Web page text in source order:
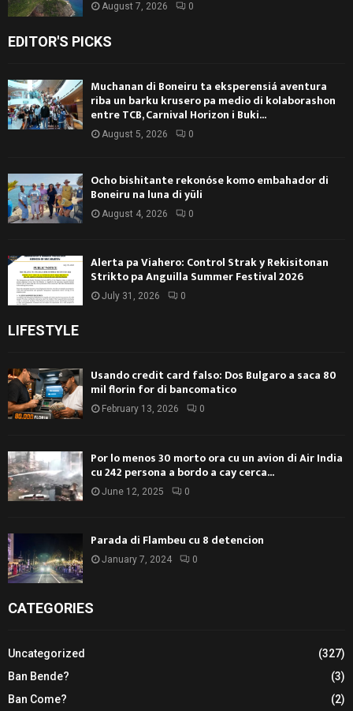
August 7, 2026 0
EDITOR'S PICKS
Muchanan di Boneiru ta eksperensiá aventura
riba un barku krusero pa medio di kolaborashon
entre TCB, Carnival Horizon i Buki...
August 5, 2026 0
Ocho bishitante rekonóse komo embahador di
Boneiru na luna di yüli
August 4, 2026 0
Alerta pa Viahero: Control Strak y Rekisitonan
Strikto pa Anguilla Summer Festival 2026
July 31, 2026 0
LIFESTYLE
Usando credit card falso: Dos Bulgaro a saca 80
mil florin for di bancomatico
February 13, 2026 0
Por lo menos 30 morto ora cu un avion di Air India
cu 242 persona a bordo a cay cerca...
June 12, 2025 0
Parada di Flambeu cu 8 detencion
January 7, 2024 0
CATEGORIES
Uncategorized
(327)
Ban Bende?
(3)
Ban Come?
(2)